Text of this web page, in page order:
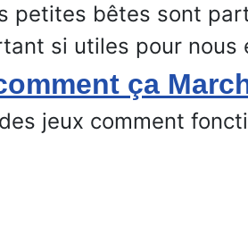
petites bêtes sont
si utiles pour nous
ça
jeux comment